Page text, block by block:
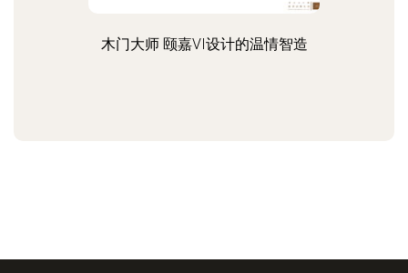
木门大师 颐嘉VI设计的温情智造